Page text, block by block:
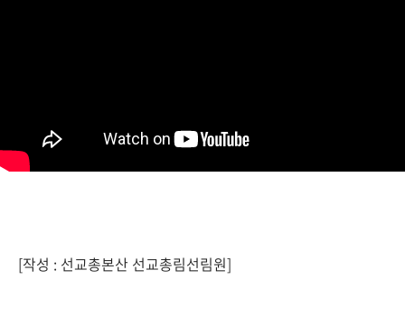
[작성 : 선교총본산 선교총림선림원]